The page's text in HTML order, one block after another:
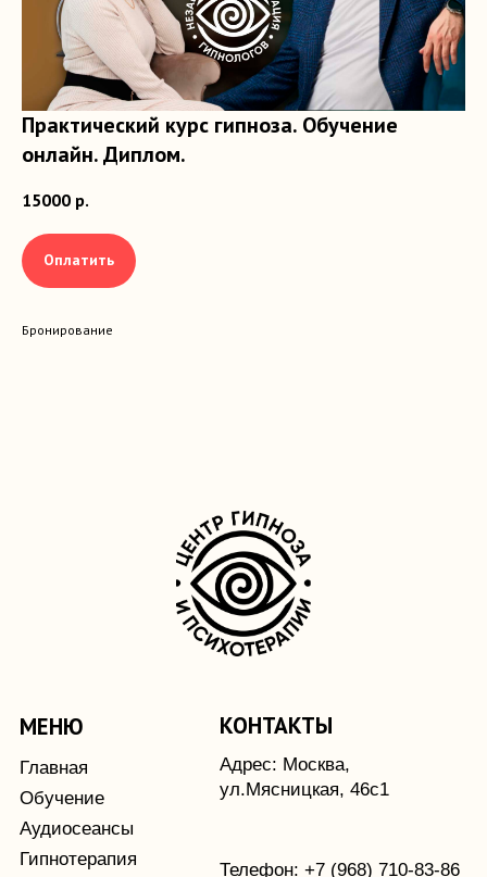
Практический курс гипноза. Обучение
онлайн. Диплом.
15000 р.
Оплатить
Бронирование
ДОКУМЕНТЫ
Политика конфиденциальности